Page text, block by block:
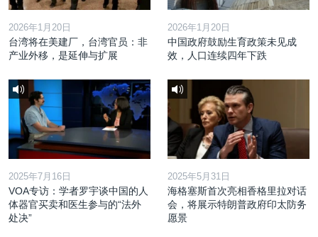
2026年1月20日
台湾将在美建厂，台湾官员：非
产业外移，是延伸与扩展
2026年1月20日
中国政府鼓励生育政策未见成
效，人口连续四年下跌
2025年7月16日
VOA专访：学者罗宇谈中国的人
体器官买卖和医生参与的“法外
处决”
2025年5月31日
海格塞斯首次亮相香格里拉对话
会，将展示特朗普政府印太防务
愿景